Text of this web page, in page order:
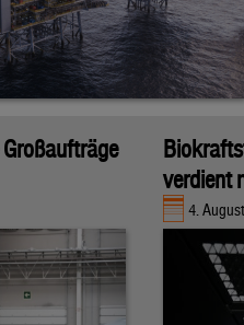
verdient
4.